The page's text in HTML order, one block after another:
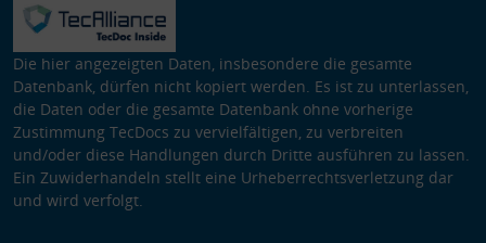
Die hier angezeigten Daten, insbesondere die gesamte
Datenbank, dürfen nicht kopiert werden. Es ist zu unterlassen,
die Daten oder die gesamte Datenbank ohne vorherige
Zustimmung TecDocs zu vervielfältigen, zu verbreiten
und/oder diese Handlungen durch Dritte ausführen zu lassen.
Ein Zuwiderhandeln stellt eine Urheberrechtsverletzung dar
und wird verfolgt.